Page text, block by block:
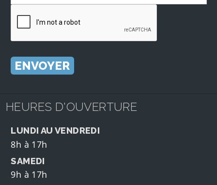
HEURES D'OUVERTURE
LUNDI AU VENDREDI
8h à 17h
SAMEDI
9h à 17h